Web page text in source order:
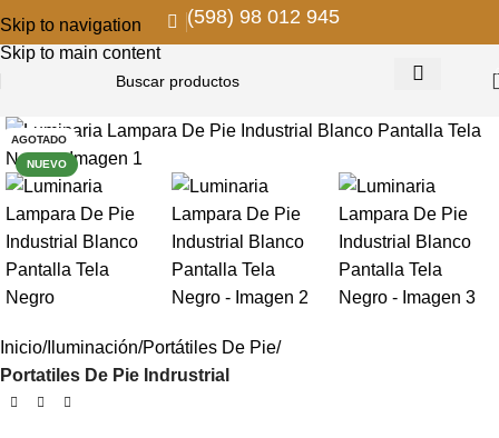
Skip to navigation
Skip to main content
(598) 98 012 945
AGOTADO
NUEVO
Inicio Iluminación Portátiles De Pie
Portatiles De Pie Indrustrial